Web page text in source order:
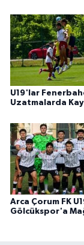
U19'lar
Uzatmalarda
Arca Çorum FK
Gölcükspor'a